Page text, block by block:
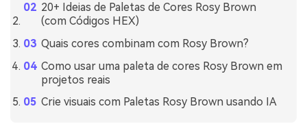
20+ Ideias de Paletas de Cores Rosy Brown
(com Códigos HEX)
Quais cores combinam com Rosy Brown?
Como usar uma paleta de cores Rosy Brown em
projetos reais
Crie visuais com Paletas Rosy Brown usando IA